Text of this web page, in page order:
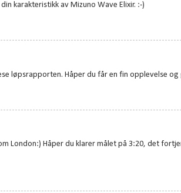
karakteristikk av Mizuno Wave Elixir. :-)
løpsrapporten. Håper du får en fin opplevelse
London:) Håper du klarer målet på 3:20, det